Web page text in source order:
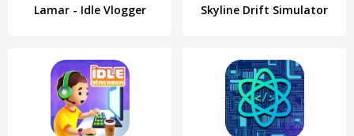
Lamar - Idle Vlogger Skyline Drift Simulator